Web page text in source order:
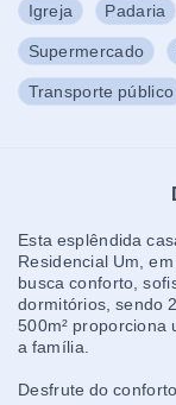
Igreja Padaria
Supermercado
Transporte público
Esta esplêndida
Residencial Um,
busca conforto,
dormitórios, sendo
500m² proporciona
a família.
Desfrute do